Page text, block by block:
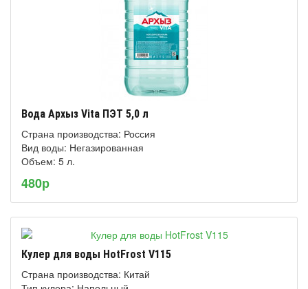
Вода Архыз Vita ПЭТ 5,0 л
Страна производства: Россия
Вид воды: Негазированная
Объем: 5 л.
480р
Кулер для воды HotFrost V115
Страна производства: Китай